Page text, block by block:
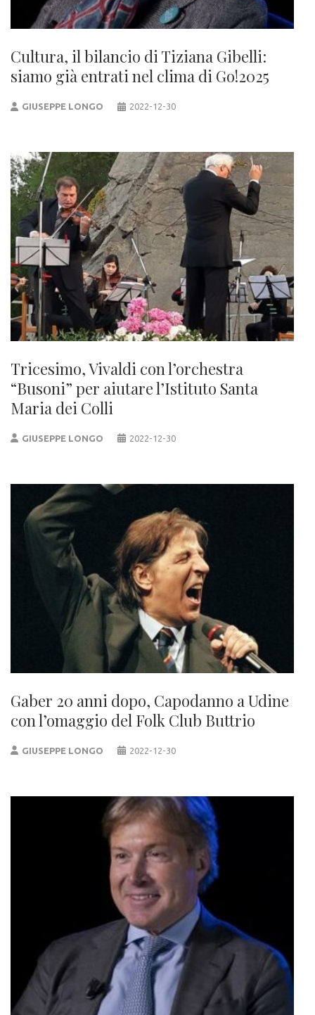
Cultura, il bilancio di Tiziana Gibelli:
siamo già entrati nel clima di Go!2025
GIUSEPPE LONGO 2022-12-30
Tricesimo, Vivaldi con l’orchestra
“Busoni” per aiutare l’Istituto Santa
Maria dei Colli
GIUSEPPE LONGO 2022-12-30
Gaber 20 anni dopo, Capodanno a Udine
con l’omaggio del Folk Club Buttrio
GIUSEPPE LONGO 2022-12-30